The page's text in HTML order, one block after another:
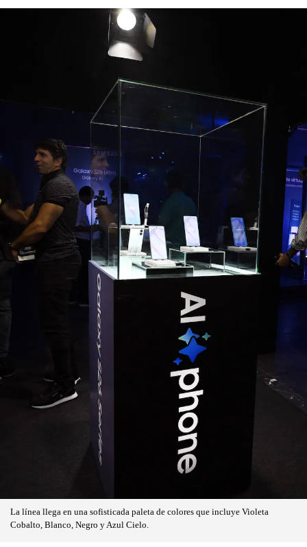
La línea llega en una sofisticada paleta de colores que incluye Violeta
Cobalto, Blanco, Negro y Azul Cielo.